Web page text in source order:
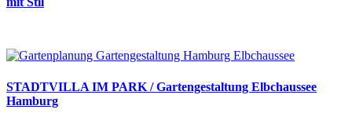
STADTVILLA IM PARK / Gartengestaltung Elbchaussee
Hamburg